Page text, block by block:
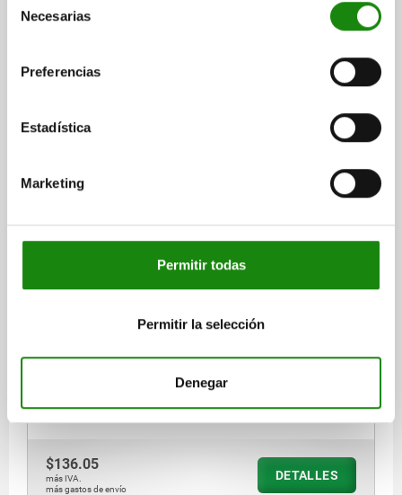
Necesarias
Preferencias
Estadística
Marketing
Permitir todas
Permitir la selección
Denegar
más IVA.
DETALLES
ACERO INOXIDABLE, 1.4305, COMP:BOLA DE
CERÁMICA
PERFIL DE AGARRE=HEXÁGONO INTERIOR CARRERA=1
FUERZA DEL MUELLE FINAL F2 APROX. N=13
$136.05
más IVA.
más gastos de envío
DETALLES